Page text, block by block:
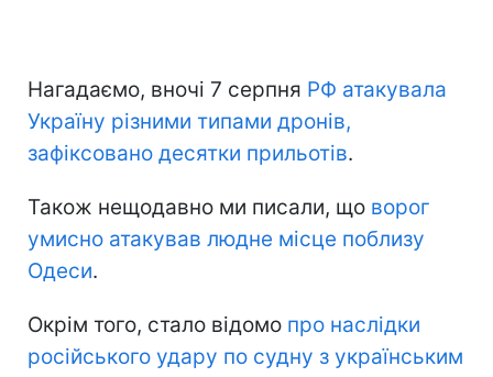
Нагадаємо, вночі 7 серпня РФ атакувала
Україну різними типами дронів,
зафіксовано десятки прильотів.
Також нещодавно ми писали, що ворог
умисно атакував людне місце поблизу
Одеси.
Окрім того, стало відомо про наслідки
російського удару по судну з українським